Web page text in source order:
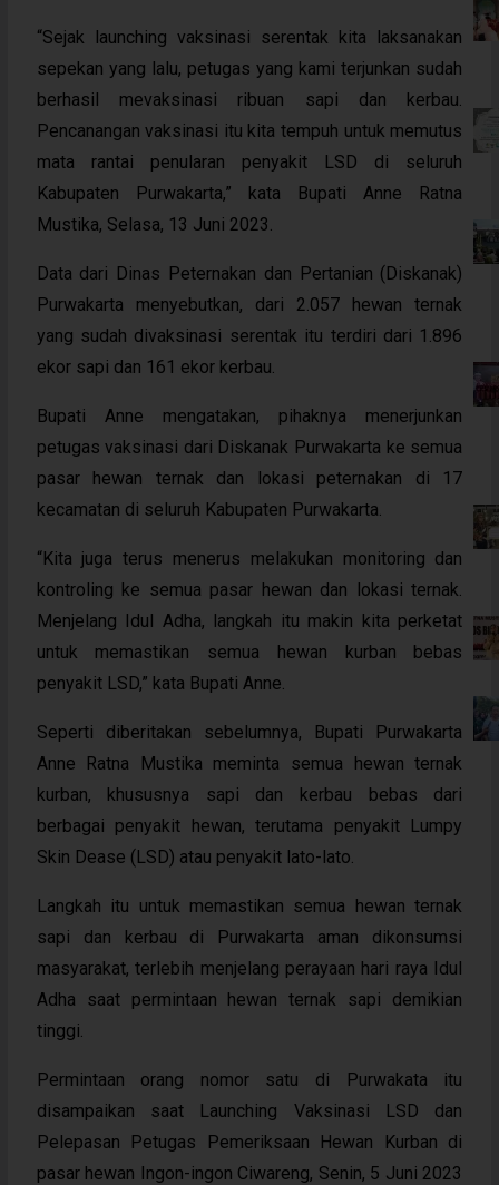
“Sejak launching vaksinasi serentak kita laksanakan
sepekan yang lalu, petugas yang kami terjunkan sudah
berhasil mevaksinasi ribuan sapi dan kerbau.
Pencanangan vaksinasi itu kita tempuh untuk memutus
mata rantai penularan penyakit LSD di seluruh
Kabupaten Purwakarta,” kata Bupati Anne Ratna
Mustika, Selasa, 13 Juni 2023.
Data dari Dinas Peternakan dan Pertanian (Diskanak)
Purwakarta menyebutkan, dari 2.057 hewan ternak
yang sudah divaksinasi serentak itu terdiri dari 1.896
ekor sapi dan 161 ekor kerbau.
Bupati Anne mengatakan, pihaknya menerjunkan
petugas vaksinasi dari Diskanak Purwakarta ke semua
pasar hewan ternak dan lokasi peternakan di 17
kecamatan di seluruh Kabupaten Purwakarta.
“Kita juga terus menerus melakukan monitoring dan
kontroling ke semua pasar hewan dan lokasi ternak.
Menjelang Idul Adha, langkah itu makin kita perketat
untuk memastikan semua hewan kurban bebas
penyakit LSD,” kata Bupati Anne.
Seperti diberitakan sebelumnya, Bupati Purwakarta
Anne Ratna Mustika meminta semua hewan ternak
kurban, khususnya sapi dan kerbau bebas dari
berbagai penyakit hewan, terutama penyakit Lumpy
Skin Dease (LSD) atau penyakit lato-lato.
Langkah itu untuk memastikan semua hewan ternak
sapi dan kerbau di Purwakarta aman dikonsumsi
masyarakat, terlebih menjelang perayaan hari raya Idul
Adha saat permintaan hewan ternak sapi demikian
tinggi.
Permintaan orang nomor satu di Purwakata itu
disampaikan saat Launching Vaksinasi LSD dan
Pelepasan Petugas Pemeriksaan Hewan Kurban di
pasar hewan Ingon-ingon Ciwareng, Senin, 5 Juni 2023